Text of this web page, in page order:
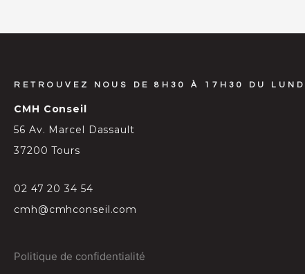
RETROUVEZ NOUS DE 8H30 À 17H30 DU
CMH Conseil
56 Av. Marcel Dassault
37200 Tours
02 47 20 34 54
cmh@cmhconseil.com
Politique de confidentialité